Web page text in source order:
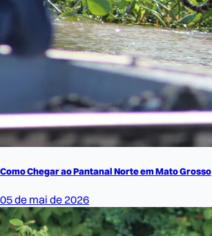
Como Chegar ao Pantanal Norte em Mato Grosso
05 de mai de 2026